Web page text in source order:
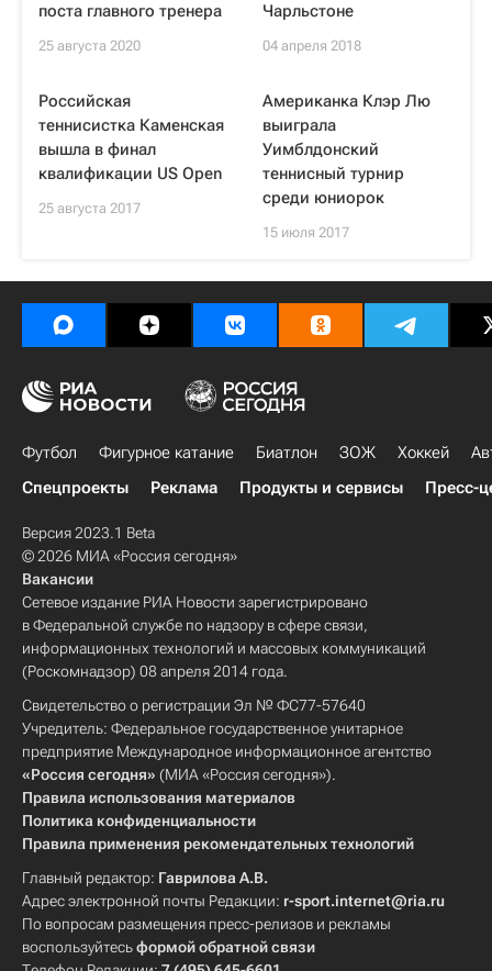
поста главного тренера
25 августа 2020
Чарльстоне
04 апреля 2018
Российская
теннисистка Каменская
вышла в финал
квалификации US Open
25 августа 2017
Американка Клэр Лю
выиграла
Уимблдонский
теннисный турнир
среди юниорок
15 июля 2017
Футбол Фигурное катание Биатлон ЗОЖ Хоккей
Спецпроекты
Реклама Продукты и сервисы Пресс-
Версия 2023.1 Beta
© 2026 МИА «Россия сегодня»
Вакансии
Сетевое издание РИА Новости зарегистрировано
в Федеральной службе по надзору в сфере связи,
информационных технологий и массовых коммуникаций
(Роскомнадзор) 08 апреля 2014 года.
Свидетельство о регистрации Эл № ФС77-57640
Учредитель: Федеральное государственное унитарное
предприятие Международное информационное агентство
«Россия сегодня» (МИА «Россия сегодня»).
Правила использования материалов
Политика конфиденциальности
Правила применения рекомендательных технологий
Главный редактор: Гаврилова А.В.
Адрес электронной почты Редакции: r-sport.internet@ria.ru
По вопросам размещения пресс-релизов и рекламы
воспользуйтесьформой обратной связи